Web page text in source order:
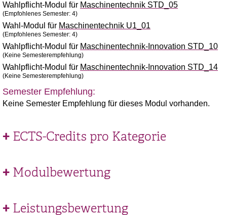
Wahlpflicht-Modul für Maschinentechnik STD_05
(Empfohlenes Semester: 4)
Wahl-Modul für Maschinentechnik U1_01
(Empfohlenes Semester: 4)
Wahlpflicht-Modul für Maschinentechnik-Innovation STD_10
(Keine Semesterempfehlung)
Wahlpflicht-Modul für Maschinentechnik-Innovation STD_14
(Keine Semesterempfehlung)
Semester Empfehlung:
Keine Semester Empfehlung für dieses Modul vorhanden.
ECTS-Credits pro Kategorie
Modulbewertung
Leistungsbewertung